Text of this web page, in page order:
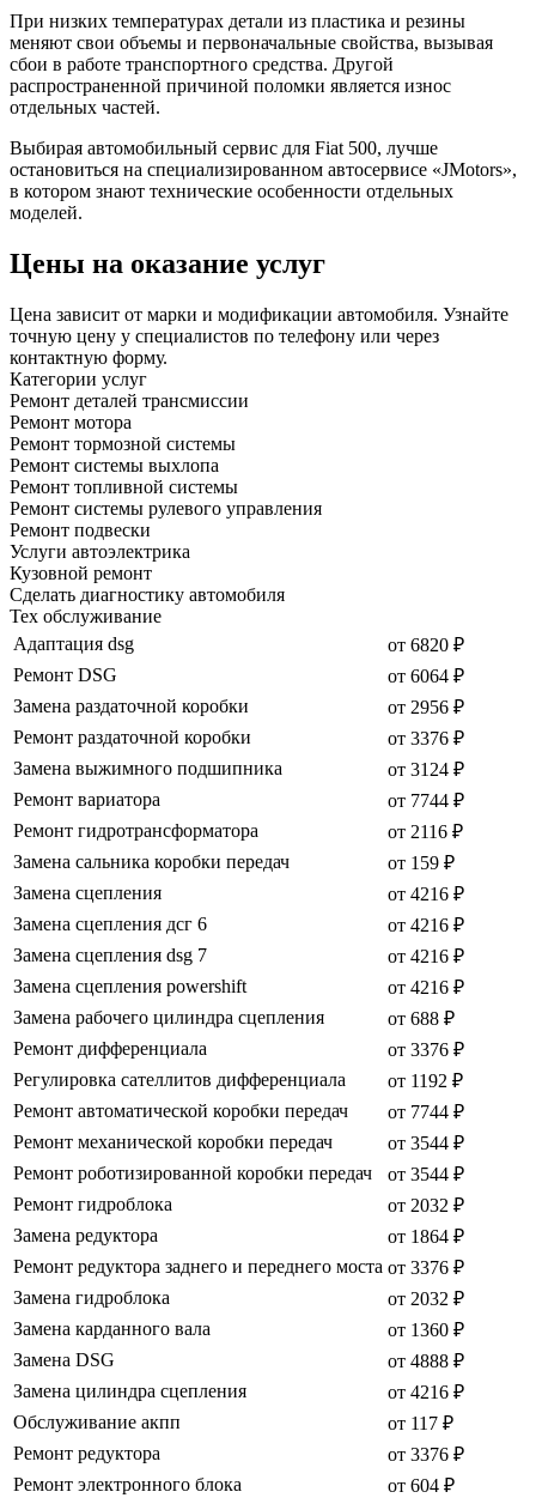
При низких температурах детали из пластика и резины
меняют свои объемы и первоначальные свойства, вызывая
сбои в работе транспортного средства. Другой
распространенной причиной поломки является износ
отдельных частей.
Выбирая автомобильный сервис для Fiat 500, лучше
остановиться на специализированном автосервисе «JMotors»,
в котором знают технические особенности отдельных
моделей.
Цены на оказание услуг
Цена зависит от марки и модификации автомобиля. Узнайте
точную цену у специалистов по телефону или через
контактную форму.
Категории услуг
Ремонт деталей трансмиссии
Ремонт мотора
Ремонт тормозной системы
Ремонт системы выхлопа
Ремонт топливной системы
Ремонт системы рулевого управления
Ремонт подвески
Услуги автоэлектрика
Кузовной ремонт
Сделать диагностику автомобиля
Тех обслуживание
Адаптация dsg
от 6820 ₽
Ремонт DSG
от 6064 ₽
Замена раздаточной коробки
от 2956 ₽
Ремонт раздаточной коробки
от 3376 ₽
Замена выжимного подшипника
от 3124 ₽
Ремонт вариатора
от 7744 ₽
Ремонт гидротрансформатора
от 2116 ₽
Замена сальника коробки передач
от 159 ₽
Замена сцепления
от 4216 ₽
Замена сцепления дсг 6
от 4216 ₽
Замена сцепления dsg 7
от 4216 ₽
Замена сцепления powershift
от 4216 ₽
Замена рабочего цилиндра сцепления
от 688 ₽
Ремонт дифференциала
от 3376 ₽
Регулировка сателлитов дифференциала
от 1192 ₽
Ремонт автоматической коробки передач
от 7744 ₽
Ремонт механической коробки передач
от 3544 ₽
Ремонт роботизированной коробки передач
от 3544 ₽
Ремонт гидроблока
от 2032 ₽
Замена редуктора
от 1864 ₽
Ремонт редуктора заднего и переднего моста от 3376 ₽
Замена гидроблока
от 2032 ₽
Замена карданного вала
от 1360 ₽
Замена DSG
от 4888 ₽
Замена цилиндра сцепления
от 4216 ₽
Обслуживание акпп
от 117 ₽
Ремонт редуктора
от 3376 ₽
Ремонт электронного блока
от 604 ₽